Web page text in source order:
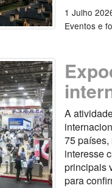
1 Julho
Eventos e
A
75
interesse
principais
para